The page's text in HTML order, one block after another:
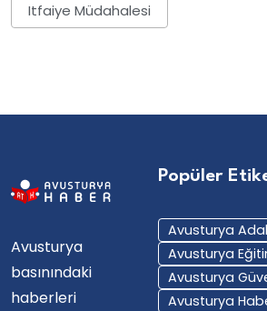
Itfaiye Müdahalesi
Avusturya
basınındaki
haberleri
Popüler
Avusturya
Avusturya
Avusturya
Avusturya